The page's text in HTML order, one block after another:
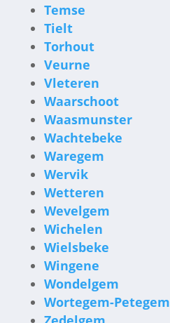
Temse
Tielt
Torhout
Veurne
Vleteren
Waarschoot
Waasmunster
Wachtebeke
Waregem
Wervik
Wetteren
Wevelgem
Wichelen
Wielsbeke
Wingene
Wondelgem
Wortegem-Petegem